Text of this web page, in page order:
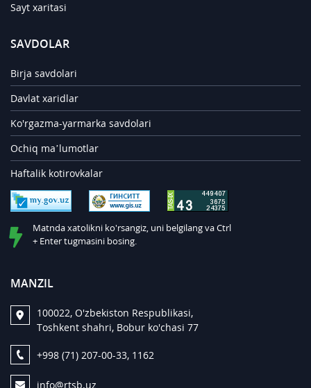
Sayt xaritasi
SAVDOLAR
Birja savdolari
Davlat xaridlar
Ko'rgazma-yarmarka savdolari
Ochiq ma’lumotlar
Haftalik kotirovkalar
Matnda xatolikni ko'rsangiz, uni belgilang va Ctrl
+ Enter tugmasini bosing.
MANZIL
100022, O'zbekiston Respublikasi,
Toshkent shahri, Bobur ko'chasi 77
+998 (71) 207-00-33, 1162
info@rtsb.uz